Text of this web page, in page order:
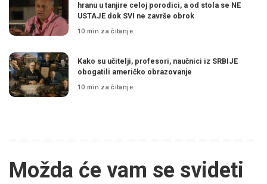
hranu u tanjire celoj porodici, a od stola se NE
USTAJE dok SVI ne završe obrok
10 min za čitanje
Kako su učitelji, profesori, naučnici iz SRBIJE
obogatili američko obrazovanje
10 min za čitanje
Možda će vam se svideti